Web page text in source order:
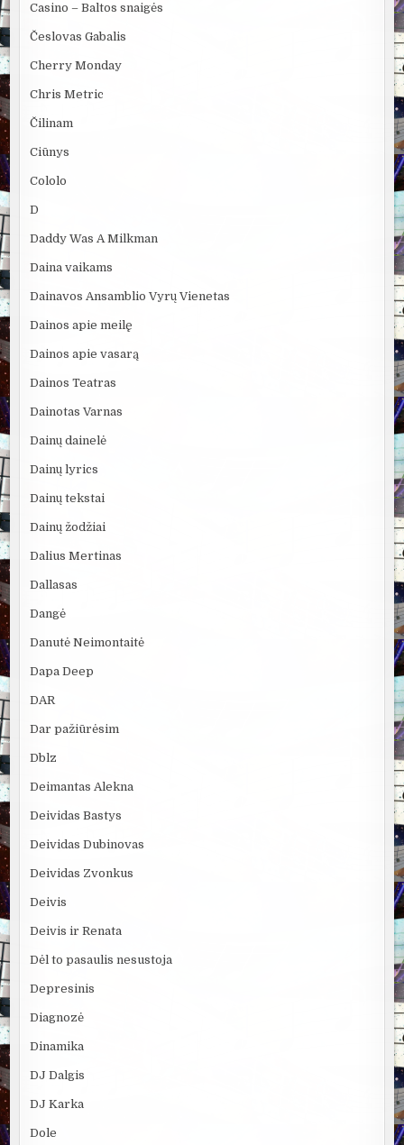
Casino – Baltos snaigės
Česlovas Gabalis
Cherry Monday
Chris Metric
Čilinam
Ciūnys
Cololo
D
Daddy Was A Milkman
Daina vaikams
Dainavos Ansamblio Vyrų Vienetas
Dainos apie meilę
Dainos apie vasarą
Dainos Teatras
Dainotas Varnas
Dainų dainelė
Dainų lyrics
Dainų tekstai
Dainų žodžiai
Dalius Mertinas
Dallasas
Dangė
Danutė Neimontaitė
Dapa Deep
DAR
Dar pažiūrėsim
Dblz
Deimantas Alekna
Deividas Bastys
Deividas Dubinovas
Deividas Zvonkus
Deivis
Deivis ir Renata
Dėl to pasaulis nesustoja
Depresinis
Diagnozė
Dinamika
DJ Dalgis
DJ Karka
Dole